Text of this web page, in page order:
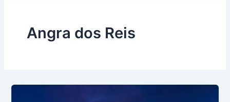
Angra dos Reis